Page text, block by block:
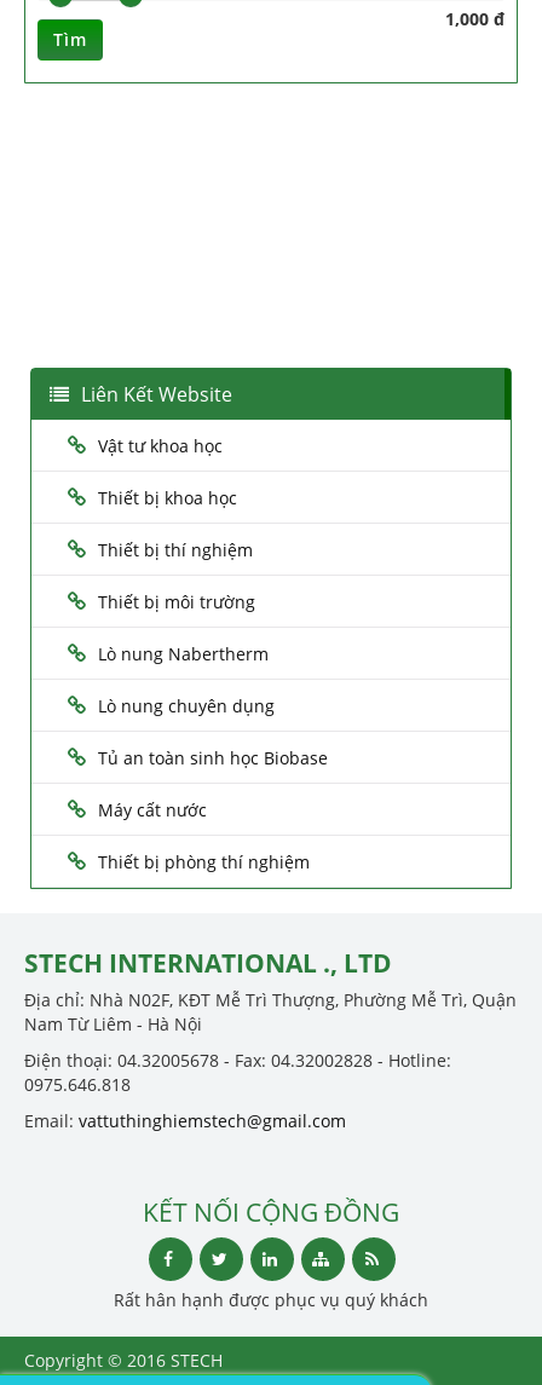
1,000 đ
Tìm
Liên Kết Website
Vật tư khoa học
Thiết bị khoa học
Thiết bị thí nghiệm
Thiết bị môi trường
Lò nung Nabertherm
Lò nung chuyên dụng
Tủ an toàn sinh học Biobase
Máy cất nước
Thiết bị phòng thí nghiệm
STECH INTERNATIONAL ., LTD
Địa chỉ: Nhà N02F, KĐT Mễ Trì Thượng, Phường Mễ Trì, Quận
Nam Từ Liêm - Hà Nội
Điện thoại: 04.32005678 - Fax: 04.32002828 - Hotline:
0975.646.818
Email: vattuthinghiemstech@gmail.com
KẾT NỐI CỘNG ĐỒNG
Rất hân hạnh được phục vụ quý khách
Copyright © 2016 STECH